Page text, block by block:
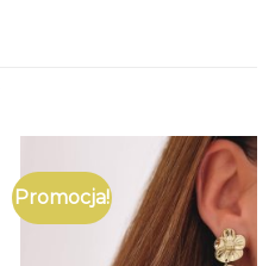
Promocja!